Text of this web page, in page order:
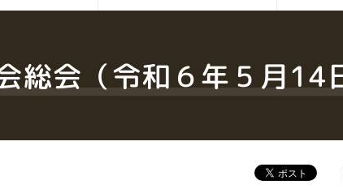
会（令和６年５月14